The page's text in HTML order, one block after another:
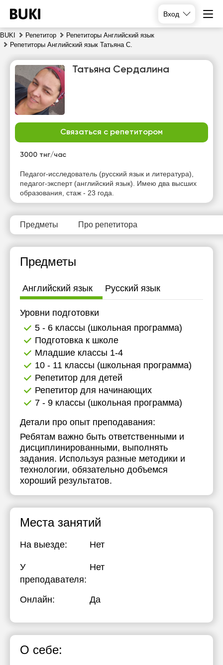
Вход
BUKI Репетитор
Репетиторы Английский язык
Репетиторы Английский язык Татьяна С.
Татьяна Сердалина
Связаться с репетитором
3000 тнг/час
Педагог-исследователь (русский язык и литература),
педагог-эксперт (английский язык). Имею два высших
образования, стаж - 23 года.
Предметы Про репетитора
Предметы
Английский язык Русский язык
Уровни подготовки
5 - 6 классы (школьная программа)
Подготовка к школе
Младшие классы 1-4
10 - 11 классы (школьная программа)
Репетитор для детей
Репетитор для начинающих
7 - 9 классы (школьная программа)
Детали про опыт преподавания:
Ребятам важно быть ответственными и
дисциплинированными, выполнять
задания. Используя разные методики и
технологии, обязательно добъемся
хороший результатов.
Места занятий
На выезде: Нет
У
преподавателя:
Нет
Онлайн: Да
О себе:
пн
вт
Нет
свободных
часов
Нет
свободных
часов
Нет
свободных
Нет
свободных